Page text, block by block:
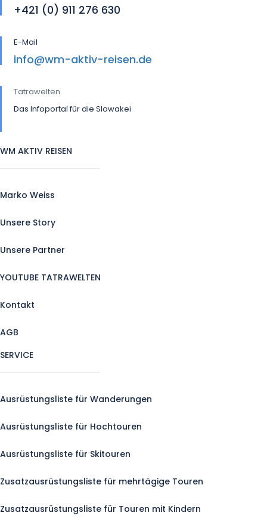
+421 (0) 911 276 630
E-Mail
info@wm-aktiv-reisen.de
Tatrawelten
Das Infoportal für die Slowakei
WM AKTIV REISEN
Marko Weiss
Unsere Story
Unsere Partner
YOUTUBE TATRAWELTEN
Kontakt
AGB
SERVICE
Ausrüstungsliste für Wanderungen
Ausrüstungsliste für Hochtouren
Ausrüstungsliste für Skitouren
Zusatzausrüstungsliste für mehrtägige Touren
Zusatzausrüstungsliste für Touren mit Kindern